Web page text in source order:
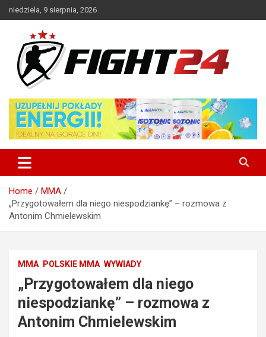
Skip
to
niedziela, 9 sierpnia, 2026
FIGHT24.PL – MMA i K-1, UFC
Home
MMA
„Przygotowałem dla niego niespodziankę” – rozmowa z
Antonim Chmielewskim
MMA POLSKIE MMA WYWIADY
„Przygotowałem dla niego
niespodziankę” – rozmowa z
Antonim Chmielewskim